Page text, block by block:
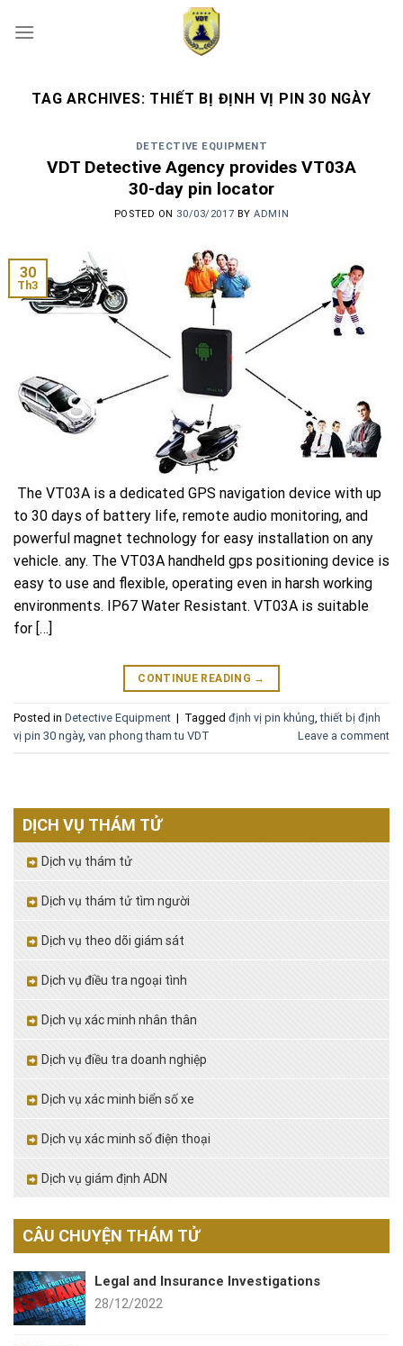
TAG ARCHIVES: THIẾT BỊ ĐỊNH VỊ PIN 30 NGÀY
DETECTIVE EQUIPMENT
VDT Detective Agency provides VT03A
30-day pin locator
POSTED ON 30/03/2017 BYADMIN
30
Th3
The VT03A is a dedicated GPS navigation device with up
to 30 days of battery life, remote audio monitoring, and
powerful magnet technology for easy installation on any
vehicle. any. The VT03A handheld gps positioning device is
easy to use and flexible, operating even in harsh working
environments. IP67 Water Resistant. VT03A is suitable
for […]
CONTINUE READING →
Posted in Detective Equipment | Tagged định vị pin khủng,thiết bị định
vị pin 30 ngày, van phong tham tu VDT Leave a comment
DỊCH VỤ THÁM TỬ
Dịch vụ thám tử
Dịch vụ thám tử tìm người
Dịch vụ theo dõi giám sát
Dịch vụ điều tra ngoại tình
Dịch vụ xác minh nhân thân
Dịch vụ điều tra doanh nghiệp
Dịch vụ xác minh biển số xe
Dịch vụ xác minh số điện thoại
Dịch vụ giám định ADN
CÂU CHUYỆN THÁM TỬ
Legal and Insurance Investigations
28/12/2022